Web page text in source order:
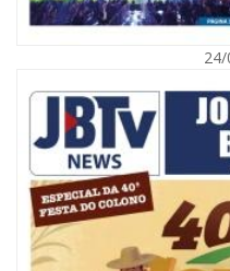
Audiência pública debate
Social em Itajaí